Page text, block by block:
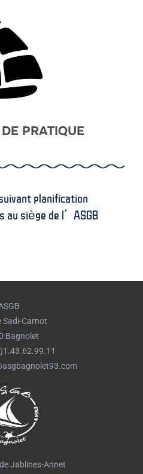
DE PRATIQUE
planification
au siège de l’ASGB
Sadi-Carnot
Bagnolet
Jablines-Annet